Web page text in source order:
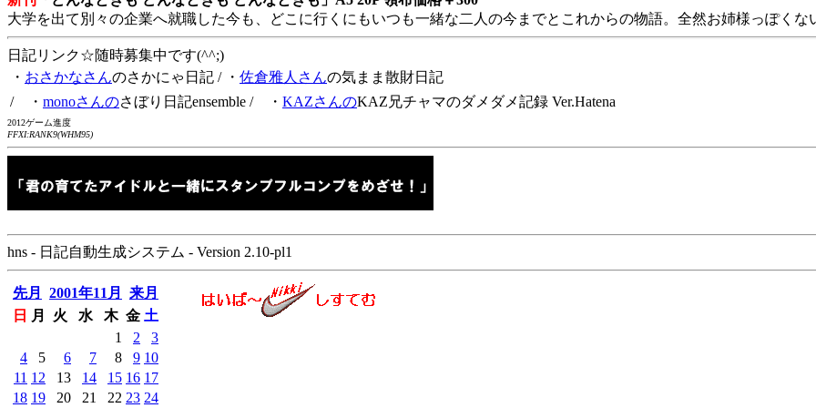
大学を出て別々の企業へ就職した今も、どこに行くにもいつも一緒な二人の今までとこれからの物語。全然お姉様っぽくな
日記リンク☆随時募集中です(^^;)
・ おさかなさんのさかにゃ日記 / ・ 佐倉雅人さんの気まま散財日記
/ ・ monoさんのさぼり日記ensemble / ・ KAZさんのKAZ兄チャマのダメダメ記録 Ver.Hatena
2012ゲーム進度
FFXI:RANK9(WHM95)
hns - 日記自動生成システム - Version 2.10-pl1
先月 2001年11月
来月
日
月 火 水 木 金 土
1
2
3
4
5 6 7 8 9 10
11 12 13 14 15 16 17
18 19 20 21 22 23 24